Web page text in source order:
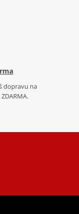
dopravu na